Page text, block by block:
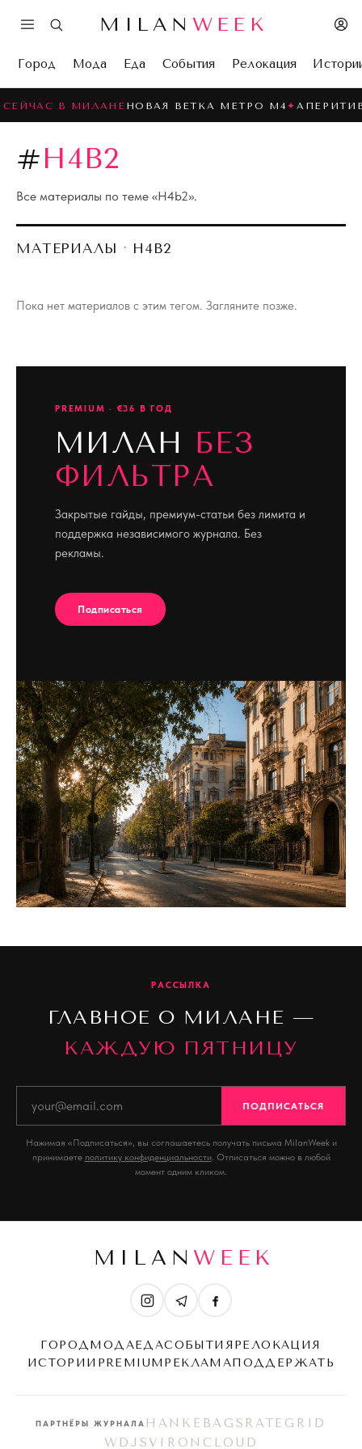
MILAN WEEK
Город Мода Еда События Релокация
В МИЛАНЕ НОВАЯ ВЕТКА МЕТРО M4 ✦
#H4B2
Все материалы по теме «H4b2».
МАТЕРИАЛЫ · H4B2
Пока нет материалов с этим тегом. Загляните позже.
PREMIUM · €36 В ГОД
МИЛАН БЕЗ
ФИЛЬТРА
Закрытые гайды, премиум-статьи без лимита и
поддержка независимого журнала. Без
рекламы.
Подписаться
РАССЫЛКА
ГЛАВНОЕ О МИЛАНЕ —
КАЖДУЮ ПЯТНИЦУ
ПОДПИСАТЬСЯ
Нажимая «Подписаться», вы соглашаетесь получать письма MilanWeek и
принимаете политику конфиденциальности. Отписаться можно в любой
момент одним кликом.
MILAN WEEK
ГОРОДМОДАЕДАСОБЫТИЯ РЕЛОКАЦИЯ
ИСТОРИИ PREMIUM РЕКЛАМАПОДДЕРЖАТЬ
ПАРТНЁРЫ ЖУРНАЛА HANKEBAGS RATEGRID
WDJS VIRONCLOUD